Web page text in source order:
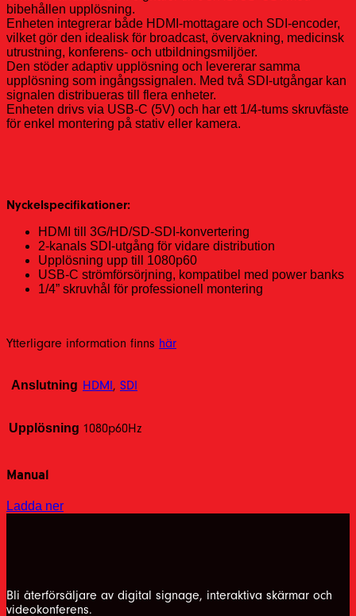
bibehållen upplösning.
Enheten integrerar både HDMI-mottagare och SDI-encoder,
vilket gör den idealisk för broadcast, övervakning, medicinsk
utrustning, konferens- och utbildningsmiljöer.
Den stöder adaptiv upplösning och levererar samma
upplösning som ingångssignalen. Med två SDI-utgångar kan
signalen distribueras till flera enheter.
Enheten drivs via USB-C (5V) och har ett 1/4-tums skruvfäste
för enkel montering på stativ eller kamera.
Nyckelspecifikationer:
HDMI till 3G/HD/SD-SDI-konvertering
2-kanals SDI-utgång för vidare distribution
Upplösning upp till 1080p60
USB-C strömförsörjning, kompatibel med power banks
1/4” skruvhål för professionell montering
Ytterligare information finns här
Anslutning HDMI, SDI
Upplösning 1080p60Hz
Manual
Ladda ner
Bli återförsäljare av digital signage, interaktiva skärmar och
videokonferens.